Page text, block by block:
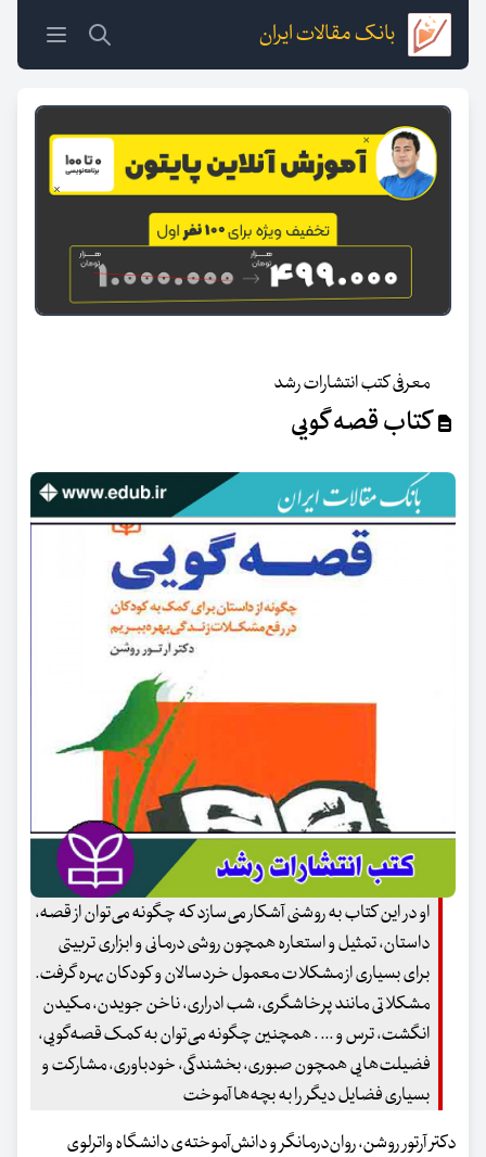
بانک مقالات ایران
معرفی کتب انتشارات رشد
کتاب قصه گویی
او در این کتاب به روشنی آشکار می‌سازد که چگونه می‌توان از قصه،
داستان، تمثیل و استعاره همچون روشی درمانی و ابزاری تربیتی
برای بسیاری از مشکلات معمول خردسالان و کودکان بهره گرفت.
مشکلاتی مانند پرخاشگری، شب ادراری، ناخن جویدن، مکیدن
انگشت، ترس و ... . همچنین چگونه می‌توان به کمک قصه‌گویی،
فضیلت‌هایی همچون صبوری، بخشندگی، خودباوری، مشارکت و
بسیاری فضایل دیگر را به بچه‌ها آموخت
دکتر آرتور روشن، روان‌درمانگر و دانش‌آموخته‌ی دانشگاه واترلوی